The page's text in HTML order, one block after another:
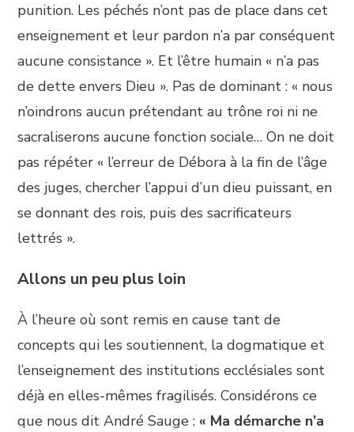
punition. Les péchés n’ont pas de place dans cet
enseignement et leur pardon n’a par conséquent
aucune consistance ». Et l’être humain « n’a pas
de dette envers Dieu ». Pas de dominant : « nous
n’oindrons aucun prétendant au trône roi ni ne
sacraliserons aucune fonction sociale… On ne doit
pas répéter « l’erreur de Débora à la fin de l’âge
des juges, chercher l’appui d’un dieu puissant, en
se donnant des rois, puis des sacrificateurs
lettrés ».
Allons un peu plus loin
À l’heure où sont remis en cause tant de
concepts qui les soutiennent, la dogmatique et
l’enseignement des institutions ecclésiales sont
déjà en elles-mêmes fragilisés. Considérons ce
que nous dit André Sauge : « Ma démarche n’a